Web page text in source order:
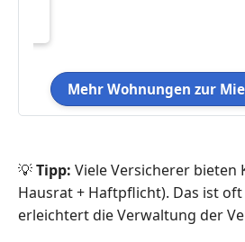
Mehr Wohnungen zur
💡Tipp: Viele Versicherer bieten
Hausrat + Haftpflicht). Das ist
erleichtert die Verwaltung der